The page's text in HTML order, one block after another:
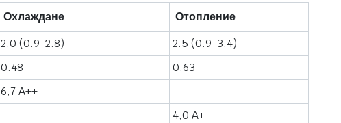
Охлаждане
Отопление
2.0 (0.9-2.8)
2.5 (0.9-3.4)
0.48
0.63
6,7 A++
4,0 A+